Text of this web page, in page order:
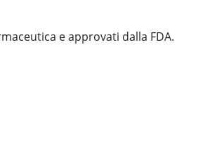
e approvati dalla FDA.